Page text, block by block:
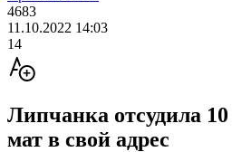
4683
11.10.2022 14:03
14
Липчанка отсудила 10
мат в свой адрес